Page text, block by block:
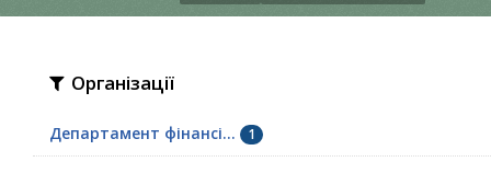
Організації
Департамент фінансі... 1